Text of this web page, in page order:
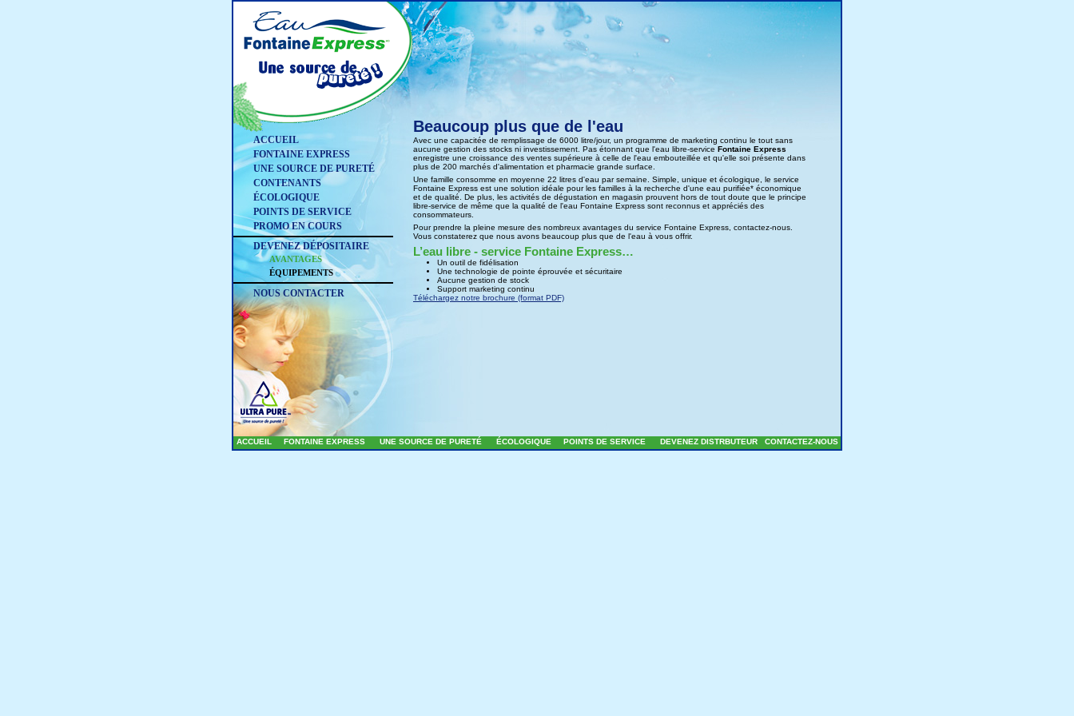
ACCUEIL
FONTAINE EXPRESS
UNE SOURCE DE PURETÉ
CONTENANTS
ÉCOLOGIQUE
POINTS DE SERVICE
PROMO EN COURS
DEVENEZ DÉPOSITAIRE
AVANTAGES
ÉQUIPEMENTS
NOUS CONTACTER
Beaucoup plus que de l'eau
Avec une capacitée de remplissage de 6000 litre/jour, un programme de marketing continu le tout sans
aucune gestion des stocks ni investissement. Pas étonnant que l'eau libre-service Fontaine Express
enregistre une croissance des ventes supérieure à celle de l'eau embouteillée et qu'elle soi présente dans
plus de 200 marchés d'alimentation et pharmacie grande surface.
Une famille consomme en moyenne 22 litres d'eau par semaine. Simple, unique et écologique, le service
Fontaine Express est une solution idéale pour les familles à la recherche d'une eau purifiée* économique
et de qualité. De plus, les activités de dégustation en magasin prouvent hors de tout doute que le principe
libre-service de même que la qualité de l'eau Fontaine Express sont reconnus et appréciés des
consommateurs.
Pour prendre la pleine mesure des nombreux avantages du service Fontaine Express, contactez-nous.
Vous constaterez que nous avons beaucoup plus que de l'eau à vous offrir.
L’eau libre - service Fontaine Express…
Un outil de fidélisation
Une technologie de pointe éprouvée et sécuritaire
Aucune gestion de stock
Support marketing continu
Téléchargez notre brochure (format PDF)
ACCUEIL FONTAINE EXPRESS UNE SOURCE DE PURETÉ ÉCOLOGIQUE POINTS DE SERVICE DEVENEZ DISTRBUTEUR CONTACTEZ-NOUS